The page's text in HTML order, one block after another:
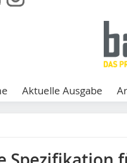
Aktuelle Ausgabe